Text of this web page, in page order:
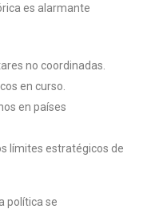
es alarmante
no coordinadas.
en curso.
en países
límites estratégicos de
política se